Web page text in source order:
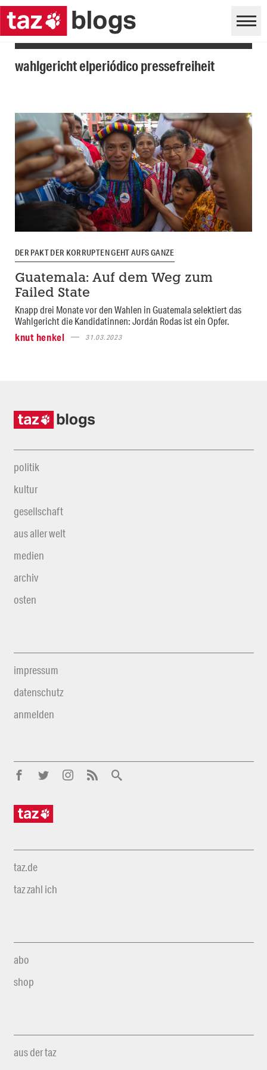
wahlgericht elperiódico pressefreiheit
DER PAKT DER KORRUPTEN GEHT AUFS GANZE
Guatemala: Auf dem Weg zum
Failed State
Knapp drei Monate vor den Wahlen in Guatemala selektiert das
Wahlgericht die Kandidatinnen: Jordán Rodas ist ein Opfer.
knut henkel
31.03.2023
politik
kultur
gesellschaft
aus aller welt
medien
archiv
osten
impressum
datenschutz
anmelden
taz.de
taz zahl ich
abo
shop
aus der taz